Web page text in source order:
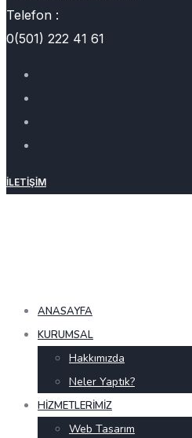
Telefon :
0(501) 222 41 61
İLETIŞIM
ANASAYFA
KURUMSAL
Hakkımızda
Neler Yaptık?
HIZMETLERIMIZ
Web Tasarım